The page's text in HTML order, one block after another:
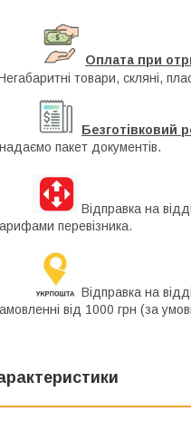
Оплата при
товари, скляні,
Безготівковий
надаємо пакет документів.
Відправка на
перевізника.
Відправка на
від 1000 грн (за